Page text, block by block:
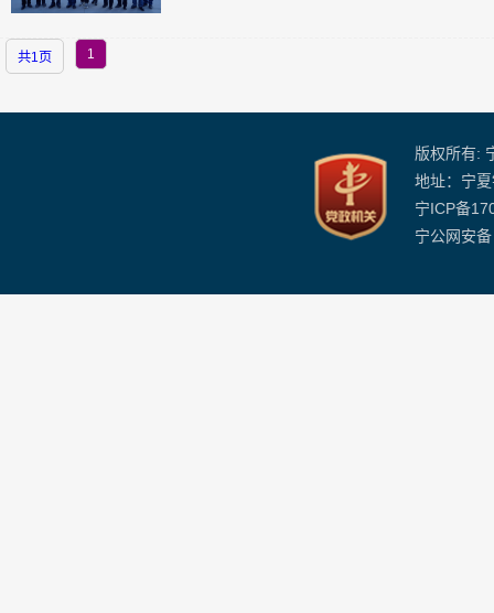
共1页 1
版权所有:
地址：宁
宁ICP备
宁公网安